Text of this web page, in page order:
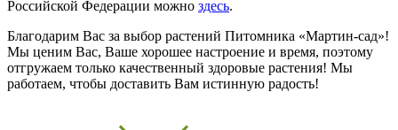
Российской Федерации можно здесь.
Благодарим Вас за выбор растений Питомника «Мартин-сад»!
Мы ценим Вас, Ваше хорошее настроение и время, поэтому
отгружаем только качественный здоровые растения! Мы
работаем, чтобы доставить Вам истинную радость!